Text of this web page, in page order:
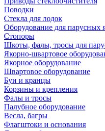
Поводки
Стекла для лодок
Оборудование для парусных
Стопоры
Шкоты, фалы, тросы для
Якорно-швартовое
Якорное оборудование
Швартовое оборудование
Буи и кранцы
Корзины и крепления
Фалы и тросы
Палубное оборудование
Весла, багры
Флагштоки и основания